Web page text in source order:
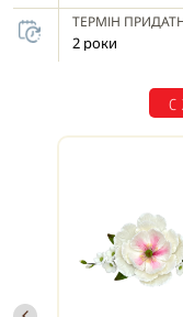
ТЕРМІН
2 роки